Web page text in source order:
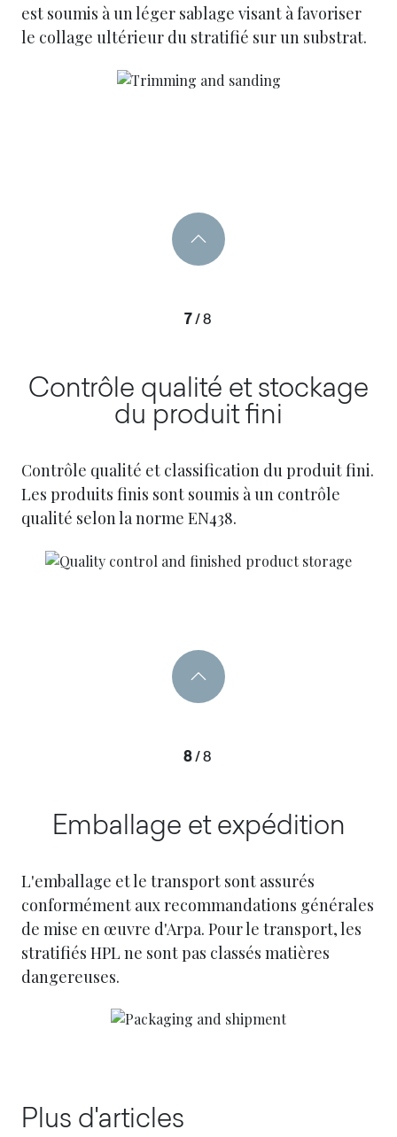
est soumis à un léger sablage visant à favoriser
le collage ultérieur du stratifié sur un substrat.
7 / 8
Contrôle qualité et stockage
du produit fini
Contrôle qualité et classification du produit fini.
Les produits finis sont soumis à un contrôle
qualité selon la norme EN438.
8/ 8
Emballage et expédition
L'emballage et le transport sont assurés
conformément aux recommandations générales
de mise en œuvre d'Arpa. Pour le transport, les
stratifiés HPL ne sont pas classés matières
dangereuses.
Plus d'articles